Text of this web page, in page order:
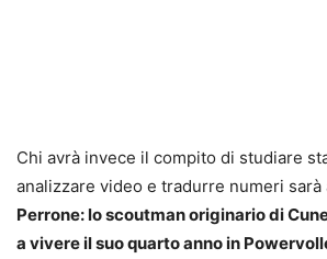
Chi avrà invece il compito di studiare
analizzare video e tradurre numeri sarà
Perrone: lo scoutman originario di
a vivere il suo quarto anno in